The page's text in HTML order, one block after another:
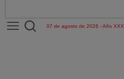
07 de agosto de 2026 - Año XXX